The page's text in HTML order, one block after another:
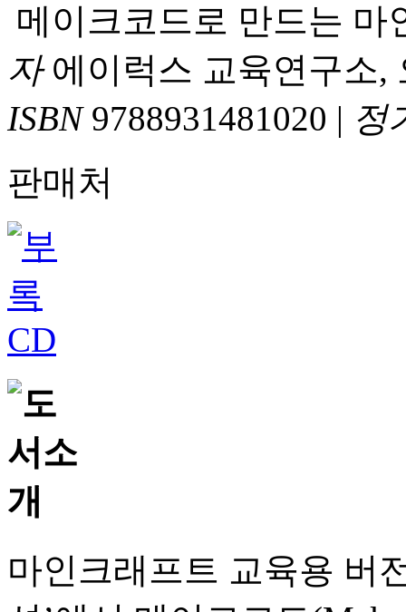
메이크코드로 만드는 마
자에이럭스 교육연구소,
ISBN9788931481020 | 정
판매처
마인크래프트 교육용 버